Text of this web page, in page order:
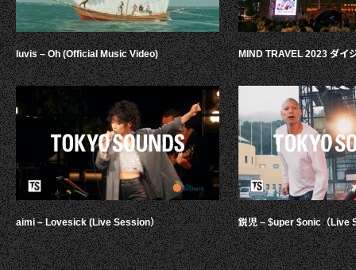
luvis – Oh (Official Music Video)
aimi – Lovesick (Live Session）
MIND TRAVEL 2023 ダイ
鋭児 – $uper $onic（Live